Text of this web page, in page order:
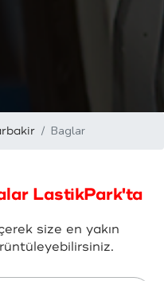
Baglar
LastikPark'ta
size en yakın